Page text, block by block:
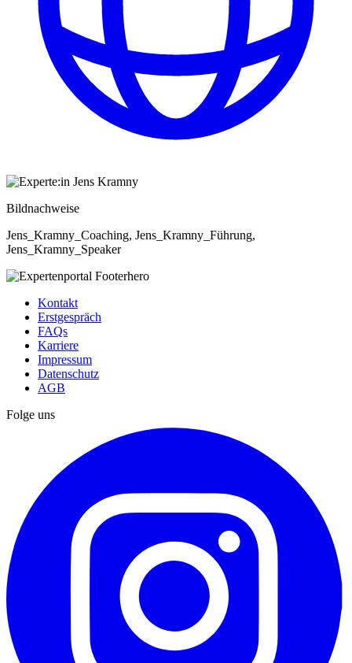
Bildnachweise
Jens_Kramny_Coaching, Jens_Kramny_Führung,
Jens_Kramny_Speaker
Kontakt
Erstgespräch
FAQs
Karriere
Impressum
Datenschutz
AGB
Folge uns